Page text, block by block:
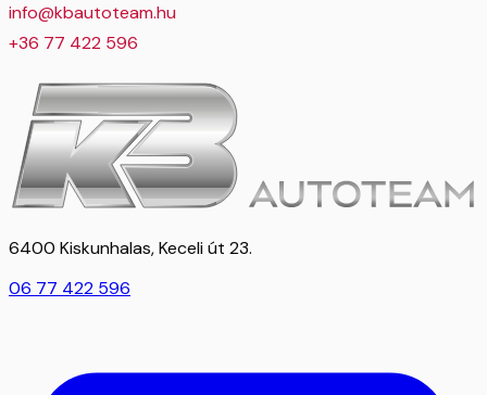
info@kbautoteam.hu
+36 77 422 596
6400 Kiskunhalas, Keceli út 23.
06 77 422 596